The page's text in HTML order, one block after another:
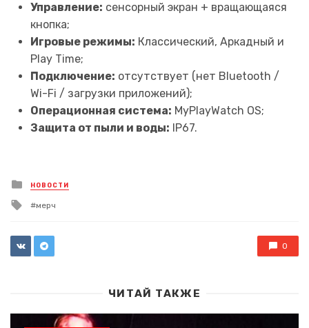
Управление: сенсорный экран + вращающаяся
кнопка;
Игровые режимы: Классический, Аркадный и
Play Time;
Подключение: отсутствует (нет Bluetooth /
Wi-Fi / загрузки приложений);
Операционная система: MyPlayWatch OS;
Защита от пыли и воды: IP67.
Posted
in
НОВОСТИ
Tagged
мерч
0
ЧИТАЙ ТАКЖЕ